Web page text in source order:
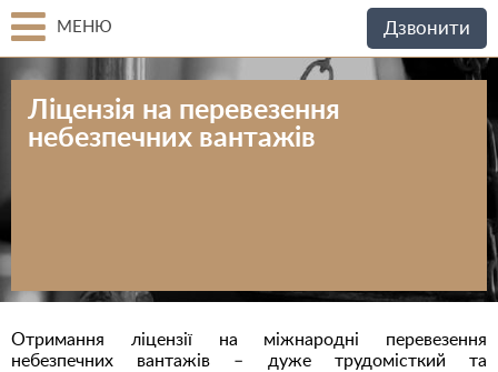
МЕНЮ Дзвонити
Ліцензія на перевезення
небезпечних вантажів
Отримання ліцензії на міжнародні перевезення
небезпечних вантажів – дуже трудомісткий та